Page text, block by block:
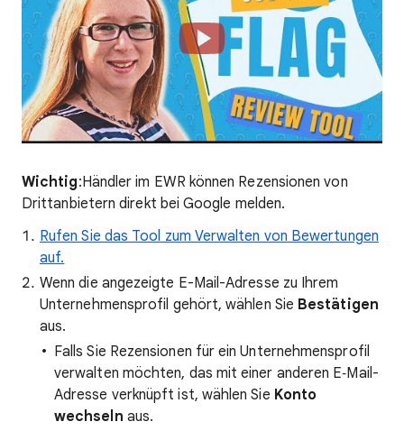
Wichtig:Händler im EWR können Rezensionen von
Drittanbietern direkt bei Google melden.
Rufen Sie das Tool zum Verwalten von Bewertungen
auf.
Wenn die angezeigte E-Mail-Adresse zu Ihrem
Unternehmensprofil gehört, wählen Sie Bestätigen
aus.
Falls Sie Rezensionen für ein Unternehmensprofil
verwalten möchten, das mit einer anderen E‑Mail-
Adresse verknüpft ist, wählen Sie Konto
wechseln aus.